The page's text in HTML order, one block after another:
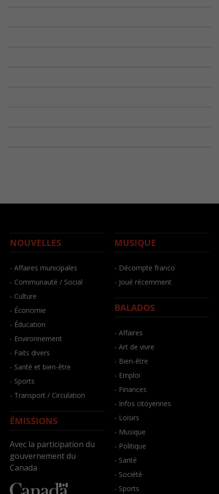
NOUVELLES
- Affaires municipales
- Communauté / Social
- Culture
- Économie
- Éducation
- Environnement
- Faits divers
- Santé et bien-être
- Sports
- Transport / Circulation
ÉMISSIONS
Avec la participation du
gouvernement du
Canada
MUSIQUE
- Décompte franco
- Joué récemment
BALADOS
- Affaires
- Art de vivre
- Bien-être
- Emploi
- Finances
- Infos citoyennes
- Loisirs
- Musique
- Politique
- Santé
- Société
- Sports